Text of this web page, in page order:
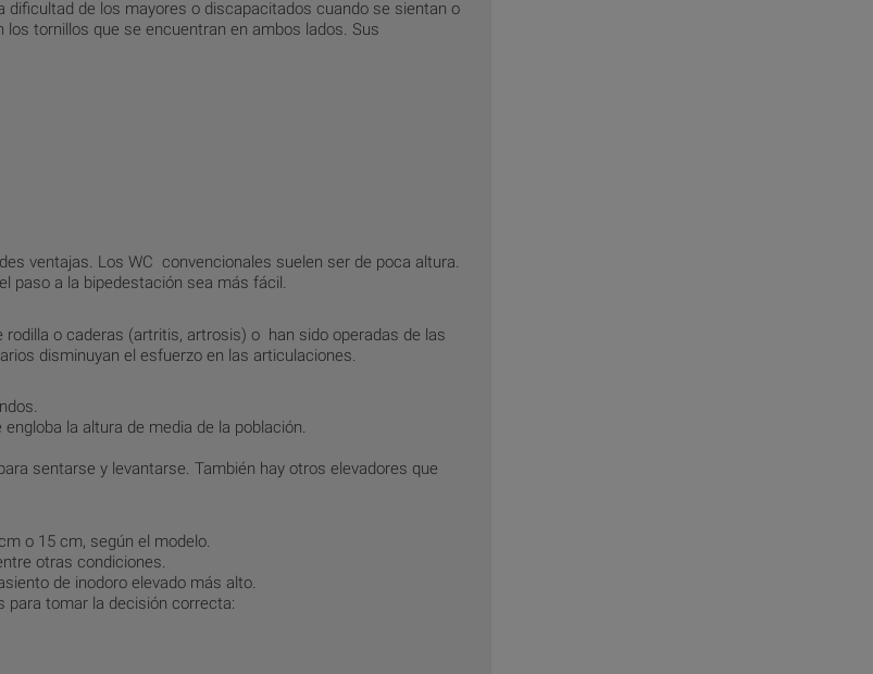
de los mayores o discapacitados cuando se sientan o
los tornillos que se encuentran en ambos lados. Sus
ventajas. Los WC convencionales suelen ser de poca altura.
paso a la bipedestación sea más fácil.
o caderas (artritis, artrosis) o han sido operadas de las
disminuyan el esfuerzo en las articulaciones.
la altura de media de la población.
sentarse y levantarse. También hay otros elevadores que
o 15 cm, según el modelo.
otras condiciones.
de inodoro elevado más alto.
para tomar la decisión correcta: